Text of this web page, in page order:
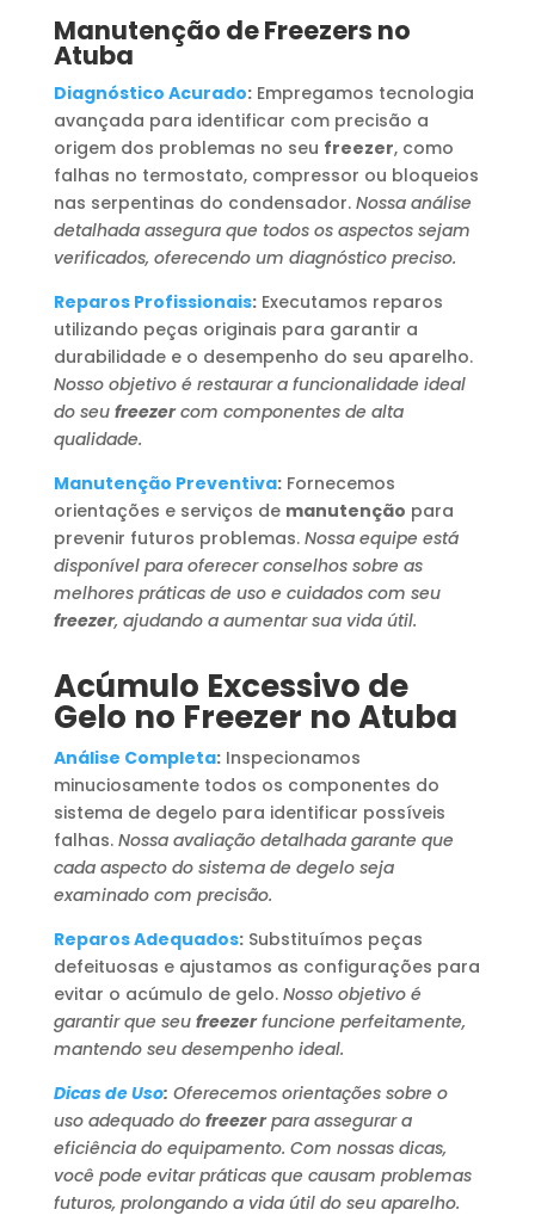
Manutenção de Freezers no
Atuba
Diagnóstico Acurado:Empregamos tecnologia
avançada para identificar com precisão a
origem dos problemas no seu freezer, como
falhas no termostato, compressor ou bloqueios
nas serpentinas do condensador. Nossa análise
detalhada assegura que todos os aspectos sejam
verificados, oferecendo um diagnóstico preciso.
Reparos Profissionais:Executamos reparos
utilizando peças originais para garantir a
durabilidade e o desempenho do seu aparelho.
Nosso objetivo é restaurar a funcionalidade ideal
do seu freezercom componentes de alta
qualidade.
Manutenção Preventiva:Fornecemos
orientações e serviços de manutenção para
prevenir futuros problemas. Nossa equipe está
disponível para oferecer conselhos sobre as
melhores práticas de uso e cuidados com seu
freezer, ajudando a aumentar sua vida útil.
Acúmulo Excessivo de
Gelo no Freezer no Atuba
Análise Completa:Inspecionamos
minuciosamente todos os componentes do
sistema de degelo para identificar possíveis
falhas. Nossa avaliação detalhada garante que
cada aspecto do sistema de degelo seja
examinado com precisão.
Reparos Adequados:Substituímos peças
defeituosas e ajustamos as configurações para
evitar o acúmulo de gelo. Nosso objetivo é
garantir que seu freezerfuncione perfeitamente,
mantendo seu desempenho ideal.
Dicas de Uso: Oferecemos orientações sobre o
uso adequado do freezerpara assegurar a
eficiência do equipamento. Com nossas dicas,
você pode evitar práticas que causam problemas
futuros, prolongando a vida útil do seu aparelho.